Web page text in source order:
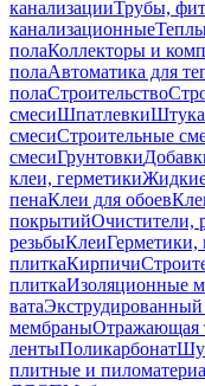
канализацииТрубы,
канализационные
полаКоллекторы и
полаАвтоматика для
полаСтроительство
смесиШпатлевки
смесиСтроительные
смесиГрунтовки
клеи, герметики
пенаКлеи для обоев
покрытийОчистители,
резьбыКлеиГерметики,
плиткаКирпичи
плиткаИзоляционные
вата
мембраныОтражающая
лентыПоликарбонат
плитные и